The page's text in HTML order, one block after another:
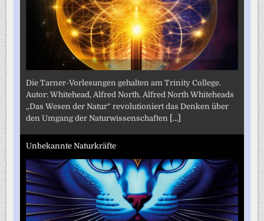
Die Tarner-Vorlesungen gehalten am Trinity College.
Autor: Whitehead, Alfred North. Alfred North Whiteheads
„Das Wesen der Natur“ revolutioniert das Denken über
den Umgang der Naturwissenschaften [...]
Unbekannte Naturkräfte